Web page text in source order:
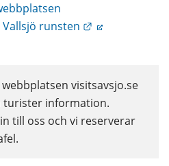
runsten
Länk till
visitsavsjo.se
turister information.
till oss och vi reserverar